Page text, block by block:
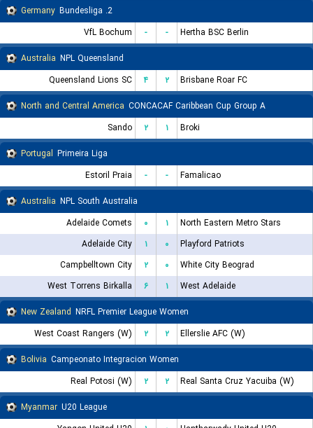
Germany
2. Bundesliga
VfL Bochum
- -
Hertha BSC Berlin
Australia NPL Queensland
Queensland Lions SC
۴ ۲
Brisbane Roar FC
North and Central America CONCACAF Caribbean Cup Group A
Sando
۲ ۱
Broki
Portugal Primeira Liga
Estoril Praia
- -
Famalicao
Australia NPL South Australia
Adelaide Comets
۰ ۱
North Eastern Metro Stars
Adelaide City
۱ ۰
Playford Patriots
Campbelltown City
۲ ۰
White City Beograd
West Torrens Birkalla
۶ ۱
West Adelaide
New Zealand NRFL Premier League Women
West Coast Rangers (W)
۲ ۲
Ellerslie AFC (W)
Bolivia Campeonato Integracion Women
Real Potosi (W)
۲ ۲
Real Santa Cruz Yacuiba (W)
Myanmar U20 League